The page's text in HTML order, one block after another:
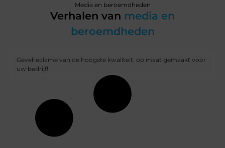
Media en beroemdheden
Verhalen van media en
beroemdheden
Gevelreclame van de hoogste kwaliteit, op maat gemaakt voor
uw bedrijf!